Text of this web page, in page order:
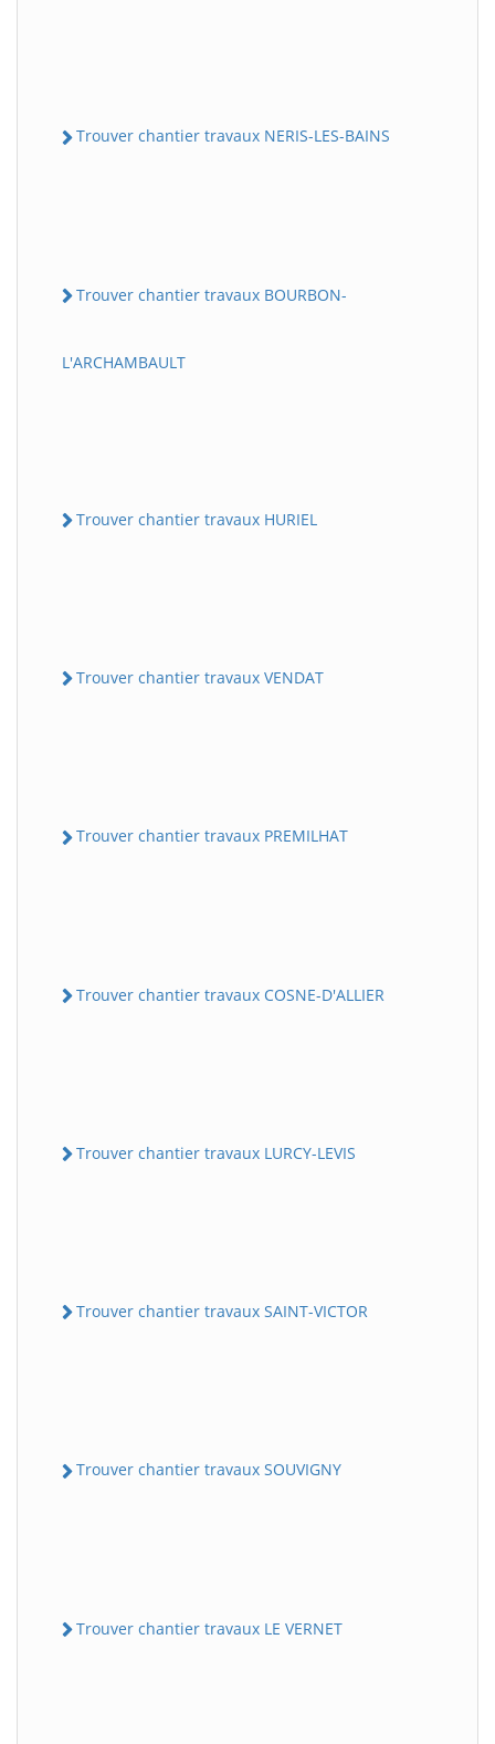
Trouver chantier travaux NERIS-LES-BAINS
Trouver chantier travaux BOURBON-
L'ARCHAMBAULT
Trouver chantier travaux HURIEL
Trouver chantier travaux VENDAT
Trouver chantier travaux PREMILHAT
Trouver chantier travaux COSNE-D'ALLIER
Trouver chantier travaux LURCY-LEVIS
Trouver chantier travaux SAINT-VICTOR
Trouver chantier travaux SOUVIGNY
Trouver chantier travaux LE VERNET